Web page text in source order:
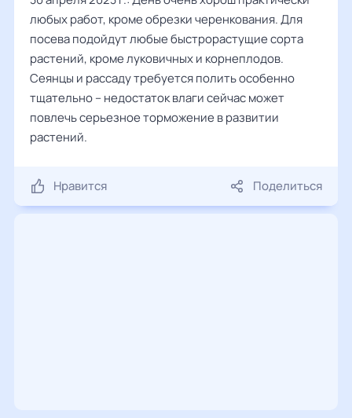
любых работ, кроме обрезки черенкования. Для
посева подойдут любые быстрорастущие сорта
растений, кроме луковичных и корнеплодов.
Сеянцы и рассаду требуется полить особенно
тщательно – недостаток влаги сейчас может
повлечь серьезное торможение в развитии
растений.
Нравится Поделиться